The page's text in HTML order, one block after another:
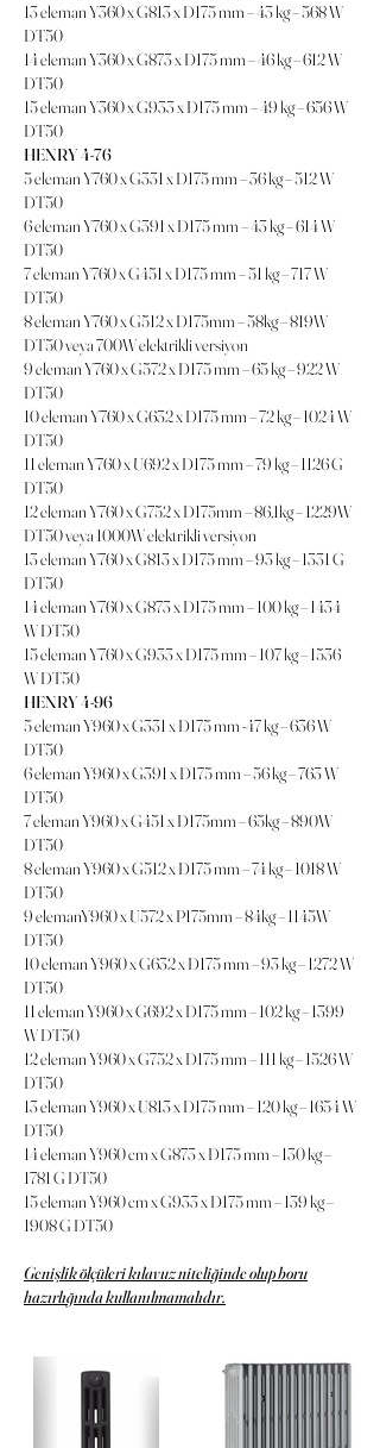
13 eleman Y360 x G813 x D175 mm – 43 kg – 568 W
DT50
14 eleman Y360 x G873 x D175 mm – 46 kg – 612 W
DT50
15 eleman Y360 x G933 x D175 mm – 49 kg – 656 W
DT50
HENRY 4-76
5 eleman Y760 x G331 x D175 mm – 36 kg – 512 W
DT50
6 eleman Y760 x G391 x D175 mm – 43 kg – 614 W
DT50
7 eleman Y760 x G451 x D175 mm – 51 kg – 717 W
DT50
8 eleman Y760 x G512 x D175mm – 58kg – 819W
DT50 veya 700W elektrikli versiyon
9 eleman Y760 x G572 x D175 mm – 65 kg – 922 W
DT50
10 eleman Y760 x G632 x D175 mm – 72 kg – 1024 W
DT50
11 eleman Y760 x U692 x D175 mm – 79 kg – 1126 G
DT50
12 eleman Y760 x G752 x D175mm – 86,1kg – 1229W
DT50 veya 1000W elektrikli versiyon
13 eleman Y760 x G813 x D175 mm – 93 kg – 1331 G
DT50
14 eleman Y760 x G873 x D175 mm – 100 kg – 1434
W DT50
15 eleman Y760 x G933 x D175 mm – 107 kg – 1536
W DT50
HENRY 4-96
5 eleman Y960 x G331 x D175 mm -47 kg – 636 W
DT50
6 eleman Y960 x G391 x D175 mm – 56 kg – 763 W
DT50
7 eleman Y960 x G451 x D175mm – 65kg – 890W
DT50
8 eleman Y960 x G512 x D175 mm – 74 kg – 1018 W
DT50
9 elemanY960 x U572 x P175mm – 84kg – 1145W
DT50
10 eleman Y960 x G632 x D175 mm – 93 kg – 1272 W
DT50
11 eleman Y960 x G692 x D175 mm – 102 kg – 1399
W DT50
12 eleman Y960 x G752 x D175 mm – 111 kg – 1526 W
DT50
13 eleman Y960 x U813 x D175 mm – 120 kg – 1654 W
DT50
14 eleman Y960 cm x G873 x D175 mm – 130 kg –
1781 G DT50
15 eleman Y960 cm x G933 x D175 mm – 139 kg –
1908 G DT50
Genişlik ölçüleri kılavuz niteliğinde olup boru
hazırlığında kullanılmamalıdır.